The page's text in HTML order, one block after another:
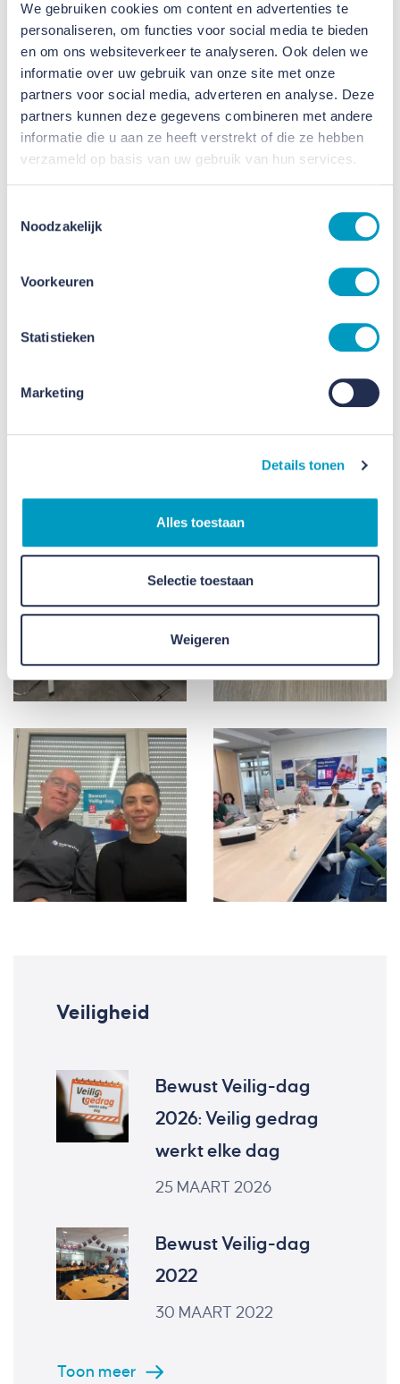
We gebruiken cookies om content en advertenties te
personaliseren, om functies voor social media te bieden
en om ons websiteverkeer te analyseren. Ook delen we
informatie over uw gebruik van onze site met onze
partners voor social media, adverteren en analyse. Deze
partners kunnen deze gegevens combineren met andere
informatie die u aan ze heeft verstrekt of die ze hebben
verzameld op basis van uw gebruik van hun services.
Noodzakelijk
Voorkeuren
Statistieken
Marketing
Details tonen
Alles toestaan
Selectie toestaan
Weigeren
Veiligheid
Bewust Veilig-dag
2026: Veilig gedrag
werkt elke dag
25 MAART 2026
Bewust Veilig-dag
2022
30 MAART 2022
Toon meer